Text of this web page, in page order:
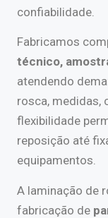
confiabilidade.
Fabricamos
técnico,
atendendo
rosca, medidas,
flexibilidade
reposição até
equipamentos.
A laminação de
fabricação de